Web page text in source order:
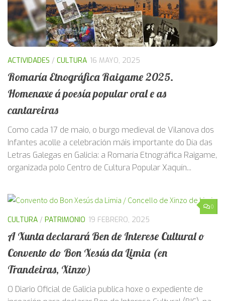
ACTIVIDADES / CULTURA 16 MAYO, 2025
Romaría Etnográfica Raigame 2025.
Homenaxe á poesía popular oral e as
cantareiras
Como cada 17 de maio, o burgo medieval de Vilanova dos
Infantes acolle a celebración máis importante do Día das
Letras Galegas en Galicia: a Romaría Etnográfica Raigame,
organizada polo Centro de Cultura Popular Xaquín...
0
CULTURA / PATRIMONIO 19 FEBRERO, 2025
A Xunta declarará Ben de Interese Cultural o
Convento do Bon Xesús da Limia (en
Trandeiras, Xinzo)
O Diario Oficial de Galicia publica hoxe o expediente de